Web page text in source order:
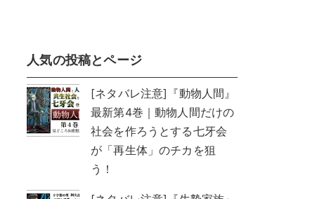
人気の投稿とページ
[ネタバレ注意]『動物人間』
最新第4巻｜動物人間だけの
社会を作ろうとする七牙会
が「再生体」のチカを狙
う！